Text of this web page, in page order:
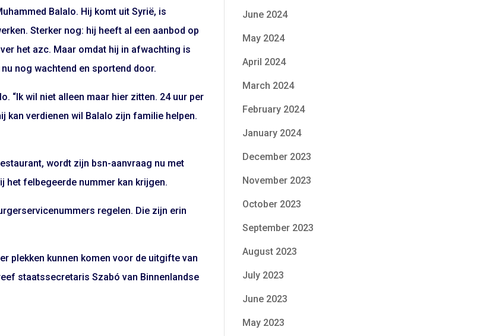
Balalo. Hij komt uit Syrië, is
Sterker nog: hij heeft al een aanbod op
het azc. Maar omdat hij in afwachting is
nog wachtend en sportend door.
“Ik wil niet alleen maar hier zitten. 24 uur per
kan verdienen wil Balalo zijn familie helpen.
wordt zijn bsn-aanvraag nu met
het felbegeerde nummer kan krijgen.
regelen. Die zijn erin
plekken kunnen komen voor de uitgifte van
staatssecretaris Szabó van Binnenlandse
June 2024
May 2024
April 2024
March 2024
February 2024
January 2024
December 2023
November 2023
October 2023
September 2023
August 2023
July 2023
June 2023
May 2023